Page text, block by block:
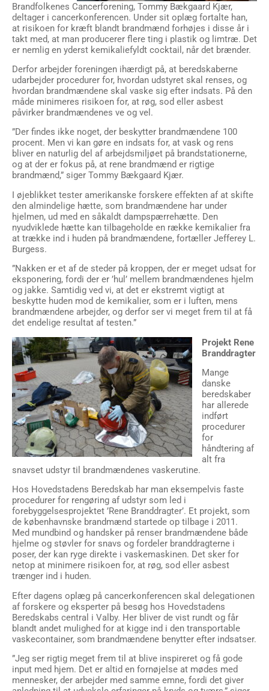
Brandfolkenes Cancerforening, Tommy Bækgaard Kjær,
deltager i cancerkonferencen. Under sit oplæg fortalte han,
at risikoen for kræft blandt brandmænd forhøjes i disse år i
takt med, at man producerer flere ting i plastik og limtræ. Det
er nemlig en yderst kemikaliefyldt cocktail, når det brænder.
Derfor arbejder foreningen ihærdigt på, at beredskaberne
udarbejder procedurer for, hvordan udstyret skal renses, og
hvordan brandmændene skal vaske sig efter indsats. På den
måde minimeres risikoen for, at røg, sod eller asbest
påvirker brandmændenes ve og vel.
”Der findes ikke noget, der beskytter brandmændene 100
procent. Men vi kan gøre en indsats for, at vask og rens
bliver en naturlig del af arbejdsmiljøet på brandstationerne,
og at der er fokus på, at rene brandmænd er rigtige
brandmænd,” siger Tommy Bækgaard Kjær.
I øjeblikket tester amerikanske forskere effekten af at skifte
den almindelige hætte, som brandmændene har under
hjelmen, ud med en såkaldt dampspærrehætte. Den
nyudviklede hætte kan tilbageholde en række kemikalier fra
at trække ind i huden på brandmændene, fortæller Jefferey L.
Burgess.
”Nakken er et af de steder på kroppen, der er meget udsat for
eksponering, fordi der er ’hul’ mellem brandmændenes hjelm
og jakke. Samtidig ved vi, at det er ekstremt vigtigt at
beskytte huden mod de kemikalier, som er i luften, mens
brandmændene arbejder, og derfor ser vi meget frem til at få
det endelige resultat af testen.”
Projekt Rene
Branddragter
Mange
danske
beredskaber
har allerede
indført
procedurer
for
håndtering af
alt fra
snavset udstyr til brandmændenes vaskerutine.
Hos Hovedstadens Beredskab har man eksempelvis faste
procedurer for rengøring af udstyr som led i
forebyggelsesprojektet ’Rene Branddragter’. Et projekt, som
de københavnske brandmænd startede op tilbage i 2011.
Med mundbind og handsker på renser brandmændene både
hjelme og støvler for snavs og fordeler branddragterne i
poser, der kan ryge direkte i vaskemaskinen. Det sker for
netop at minimere risikoen for, at røg, sod eller asbest
trænger ind i huden.
Efter dagens oplæg på cancerkonferencen skal delegationen
af forskere og eksperter på besøg hos Hovedstadens
Beredskabs central i Valby. Her bliver de vist rundt og får
blandt andet mulighed for at kigge ind i den transportable
vaskecontainer, som brandmændene benytter efter indsatser.
”Jeg ser rigtig meget frem til at blive inspireret og få gode
input med hjem. Det er altid en fornøjelse at mødes med
mennesker, der arbejder med samme emne, fordi det giver